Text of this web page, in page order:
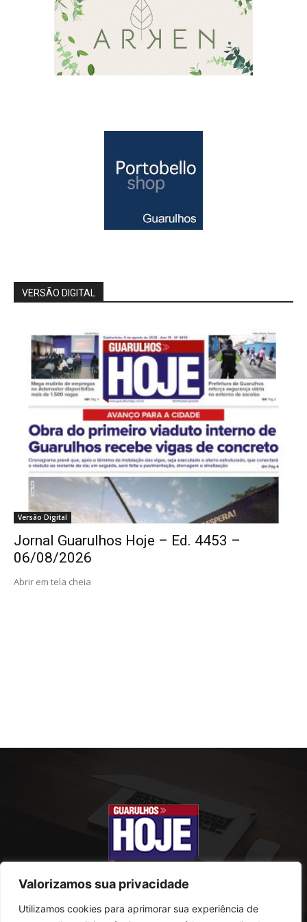
Valorizamos sua privacidade
Utilizamos cookies para aprimorar sua experiência de
VERSÃO DIGITAL
Versão Digital
Jornal Guarulhos Hoje – Ed. 4453 –
06/08/2026
Abrir em tela cheia
SOBRE NÓS